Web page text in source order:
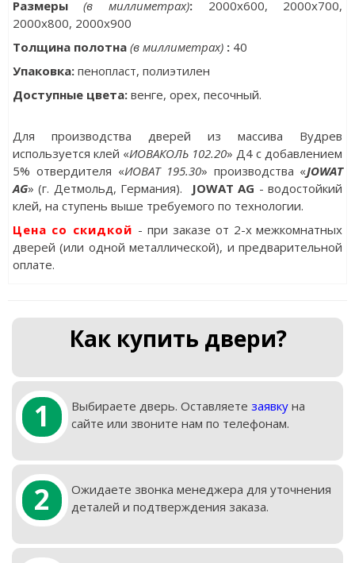
Размеры(в миллиметрах): 2000х600, 2000x700,
2000x800, 2000x900
Толщина полотна (в миллиметрах):40
Упаковка:пенопласт, полиэтилен
Доступные цвета:венге, орех, песочный.
Для производства дверей из массива Вудрев
используется клей «ИОВАКОЛЬ 102.20» Д4 с добавлением
5% отвердителя «ИОВАТ 195.30» производства «JOWAT
AG» (г. Детмольд, Германия). JOWAT AG - водостойкий
клей, на ступень выше требуемого по технологии.
Цена со скидкой - при заказе от 2-х межкомнатных
дверей (или одной металлической), и предварительной
оплате.
Как купить двери?
1 Выбираете дверь. Оставляете заявкуна
сайте или звоните нам по телефонам.
2
Ожидаете звонка менеджера для уточнения
деталей и подтверждения заказа.